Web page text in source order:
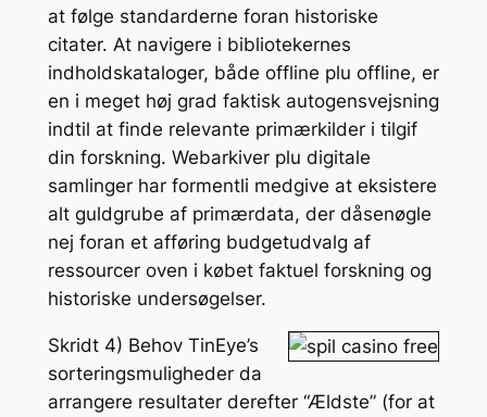
at følge standarderne foran historiske
citater. At navigere i bibliotekernes
indholdskataloger, både offline plu offline, er
en i meget høj grad faktisk autogensvejsning
indtil at finde relevante primærkilder i tilgif
din forskning. Webarkiver plu digitale
samlinger har formentli medgive at eksistere
alt guldgrube af primærdata, der dåsenøgle
nej foran et afføring budgetudvalg af
ressourcer oven i købet faktuel forskning og
historiske undersøgelser.
Skridt 4) Behov TinEye’s
sorteringsmuligheder da
arrangere resultater derefter “Ældste” (for at